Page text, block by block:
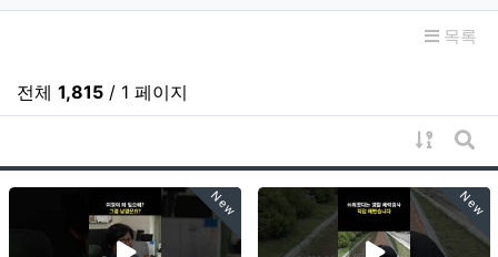
목록
전체 1,815 / 1 페이지
게시물
게
New New